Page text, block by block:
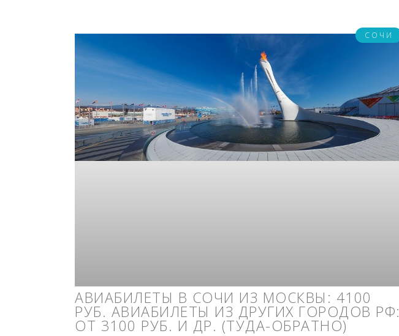
СОЧИ
АВИАБИЛЕТЫ В СОЧИ ИЗ МОСКВЫ: 4100
РУБ. АВИАБИЛЕТЫ ИЗ ДРУГИХ ГОРОДОВ РФ:
ОТ 3100 РУБ. И ДР. (ТУДА-ОБРАТНО)